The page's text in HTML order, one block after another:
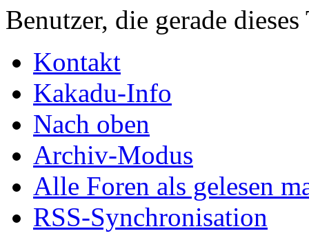
Benutzer, die gerade
Kontakt
Kakadu-Info
Nach oben
Archiv-Modus
Alle Foren als gelesen
RSS-Synchronisation